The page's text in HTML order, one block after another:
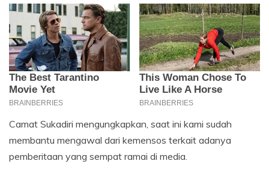
Camat Sukadiri mengungkapkan, saat ini kami sudah
membantu mengawal dari kemensos terkait adanya
pemberitaan yang sempat ramai di media.